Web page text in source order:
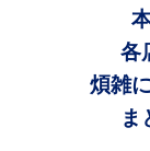
各
煩雑
ま